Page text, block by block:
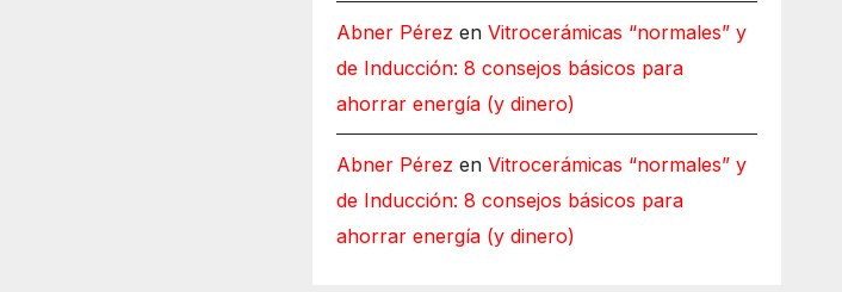
Abner Pérez enVitrocerámicas “normales” y
de Inducción: 8 consejos básicos para
ahorrar energía (y dinero)
Abner Pérez enVitrocerámicas “normales” y
de Inducción: 8 consejos básicos para
ahorrar energía (y dinero)